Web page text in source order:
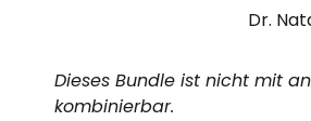
Dr.
Dieses Bundle ist nicht mit
kombinierbar.